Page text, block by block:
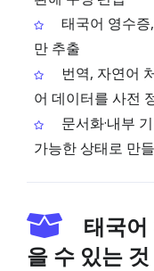
태국어 영수
만 추출
번역, 자연어
어 데이터를 사전
문서화·내부
가능한 상태로 만
태국어
을 수 있는 것